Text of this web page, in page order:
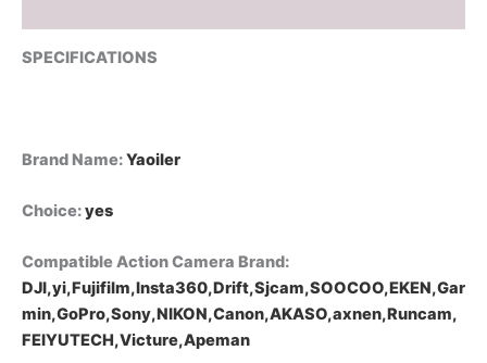
DJI
GoPro
Insta360
تثبيت
كروي
1
بوصة
لمقود
الدراجة
النارية،
SPECIFICATIONS
Brand Name:Yaoiler
Choice:yes
Compatible Action Camera Brand:
DJI,yi,Fujifilm,Insta360,Drift,Sjcam,SOOCOO,EKEN,Gar
min,GoPro,Sony,NIKON,Canon,AKASO,axnen,Runcam,
FEIYUTECH,Victure,Apeman